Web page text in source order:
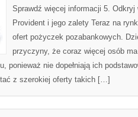
Sprawdź więcej informacji 5.
Provident i jego zalety Teraz na
ofert pożyczek pozabankowych.
przyczyny, że coraz więcej osób ma
ponieważ nie dopełniają ich
z szerokiej oferty takich […]